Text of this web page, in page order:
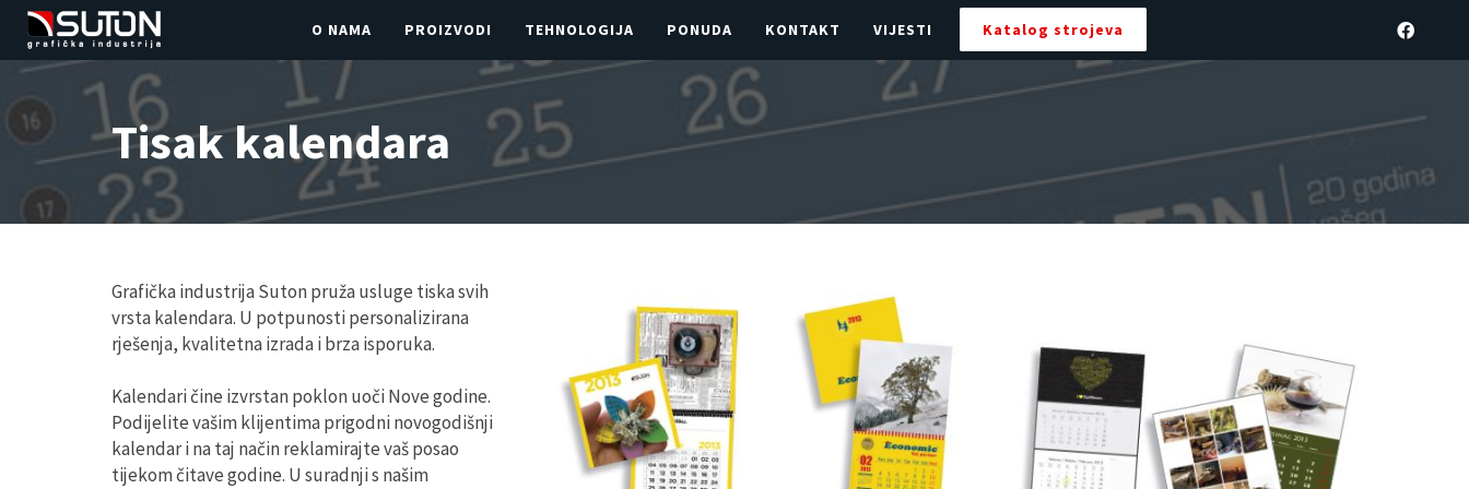
O NAMA PROIZVODI TEHNOLOGIJA PONUDA KONTAKT VIJESTI Katalog strojeva
Tisak kalendara
Grafička industrija Suton pruža usluge tiska svih
vrsta kalendara. U potpunosti personalizirana
rješenja, kvalitetna izrada i brza isporuka.
Kalendari čine izvrstan poklon uoči Nove godine.
Podijelite vašim klijentima prigodni novogodišnji
kalendar i na taj način reklamirajte vaš posao
tijekom čitave godine. U suradnji s našim